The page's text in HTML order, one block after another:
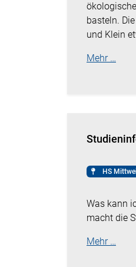
basteln.
und Klein
Mehr …
HS
Was kann
macht die
Mehr …